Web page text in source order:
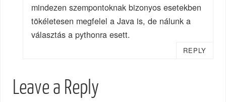
mindezen szempontoknak bizonyos esetekben
tökéletesen megfelel a Java is, de nálunk a
választás a pythonra esett.
REPLY
Leave a Reply